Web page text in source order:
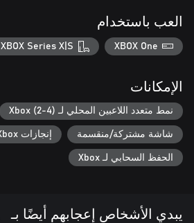
العب باستخدام
XBOX One
XBOX Series X|S
الإمكانات
نمط متعدد اللاعبين المحلي لـ Xbox (2-4)
شاشة مشتركة/منقسمة إنجازات Xbox
الحفظ السحابي لـ Xbox
يبدي الأشخاص إعجابهم أيضًا بـ